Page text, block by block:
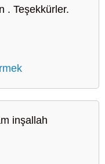
. Teşekkürler.
inşallah